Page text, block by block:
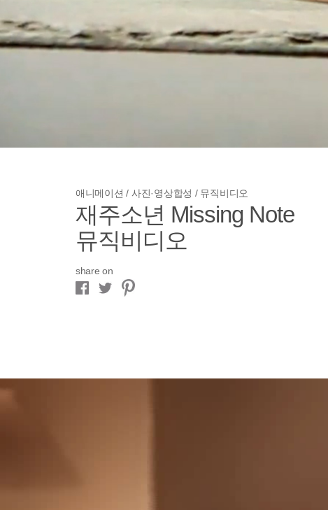
애니메이션 / 사진·영상합성 / 뮤직비디오
재주소년 Missing Note
뮤직비디오
share on